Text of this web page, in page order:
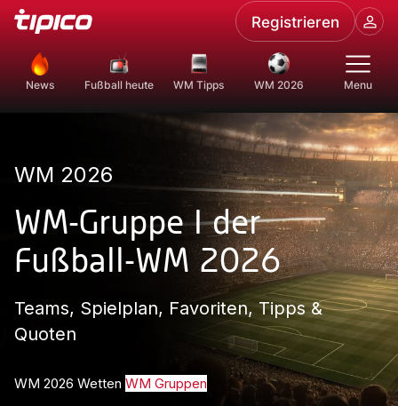
Registrieren
News Fußball heute WM Tipps WM 2026 Menu
WM 2026
WM-Gruppe I der
Fußball-WM 2026
Teams, Spielplan, Favoriten, Tipps &
Quoten
WM 2026 Wetten WM Gruppen